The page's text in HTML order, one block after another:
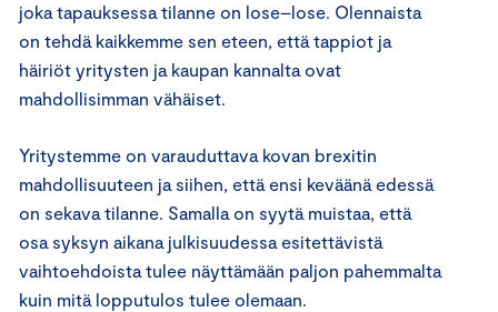
joka tapauksessa tilanne on lose–lose. Olennaista
on tehdä kaikkemme sen eteen, että tappiot ja
häiriöt yritysten ja kaupan kannalta ovat
mahdollisimman vähäiset.
Yritystemme on varauduttava kovan brexitin
mahdollisuuteen ja siihen, että ensi keväänä edessä
on sekava tilanne. Samalla on syytä muistaa, että
osa syksyn aikana julkisuudessa esitettävistä
vaihtoehdoista tulee näyttämään paljon pahemmalta
kuin mitä lopputulos tulee olemaan.